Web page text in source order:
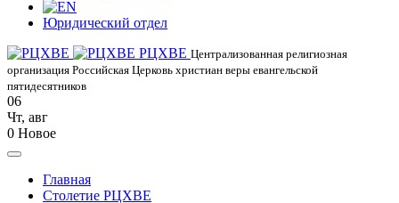
Юридический отдел
РЦХВЕ Централизованная религиозная
организация Российская Церковь христиан веры евангельской
пятидесятников
06
Чт, авг
0 Новое
Главная
Столетие РЦХВЕ